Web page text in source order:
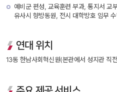
예비군 편성, 교육훈련 부과, 통지서 교
유사시 향방동원, 전시 대학방호 임무
연대 위치
13동 한남사회혁신원(본관에서 성지관 직